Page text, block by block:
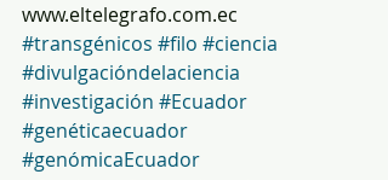
www.eltelegrafo.com.ec
#transgénicos #filo #ciencia
#divulgacióndelaciencia
#investigación #Ecuador
#genéticaecuador
#genómicaEcuador